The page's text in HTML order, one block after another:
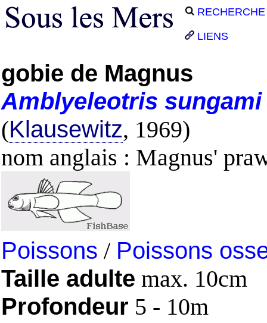
RECHERCHE
LIENS
gobie de Magnus
Amblyeleotris sungami
(Klausewitz, 1969)
nom anglais : Magnus'
Poissons / Poissons
Taille adulte max. 10cm
Profondeur 5 - 10m